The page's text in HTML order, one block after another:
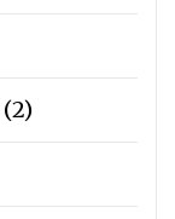
(2)